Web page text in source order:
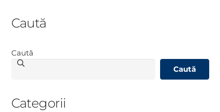
Caută
Caută
Caută
Categorii